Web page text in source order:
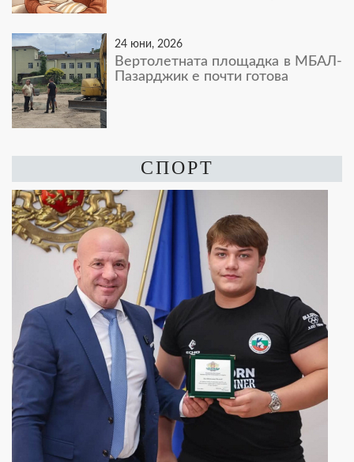
24 юни, 2026
Вертолетната площадка в МБАЛ-
Пазарджик е почти готова
СПОРТ